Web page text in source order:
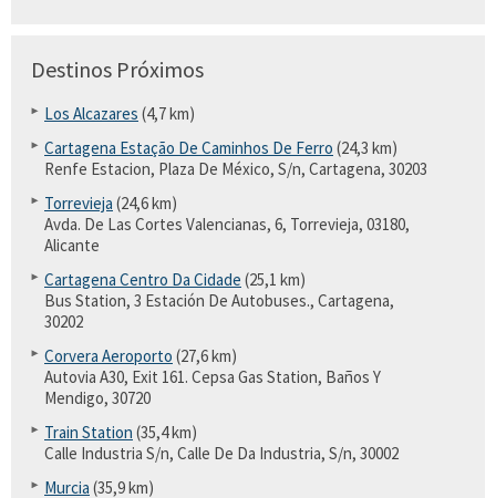
Destinos Próximos
Los Alcazares (4,7 km)
Cartagena Estação De Caminhos De Ferro (24,3 km)
Renfe Estacion, Plaza De México, S/n, Cartagena, 30203
Torrevieja (24,6 km)
Avda. De Las Cortes Valencianas, 6, Torrevieja, 03180,
Alicante
Cartagena Centro Da Cidade (25,1 km)
Bus Station, 3 Estación De Autobuses., Cartagena,
30202
Corvera Aeroporto (27,6 km)
Autovia A30, Exit 161. Cepsa Gas Station, Baños Y
Mendigo, 30720
Train Station (35,4 km)
Calle Industria S/n, Calle De Da Industria, S/n, 30002
Murcia (35,9 km)